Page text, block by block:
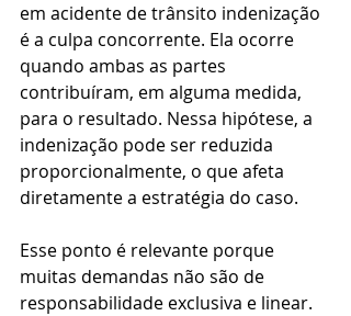
em acidente de trânsito indenização
é a culpa concorrente. Ela ocorre
quando ambas as partes
contribuíram, em alguma medida,
para o resultado. Nessa hipótese, a
indenização pode ser reduzida
proporcionalmente, o que afeta
diretamente a estratégia do caso.
Esse ponto é relevante porque
muitas demandas não são de
responsabilidade exclusiva e linear.